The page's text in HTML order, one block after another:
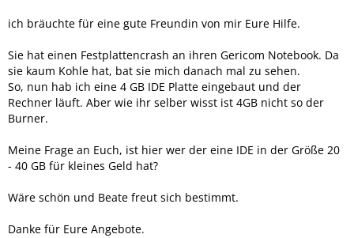
ich bräuchte für eine gute Freundin von mir Eure Hilfe.
Sie hat einen Festplattencrash an ihren Gericom Notebook. Da
sie kaum Kohle hat, bat sie mich danach mal zu sehen.
So, nun hab ich eine 4 GB IDE Platte eingebaut und der
Rechner läuft. Aber wie ihr selber wisst ist 4GB nicht so der
Burner.
Meine Frage an Euch, ist hier wer der eine IDE in der Größe 20
- 40 GB für kleines Geld hat?
Wäre schön und Beate freut sich bestimmt.
Danke für Eure Angebote.